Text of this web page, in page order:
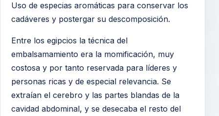
Uso de especias aromáticas para conservar los
cadáveres y postergar su descomposición.
Entre los egipcios la técnica del
embalsamamiento era la momificación, muy
costosa y por tanto reservada para líderes y
personas ricas y de especial relevancia. Se
extraían el cerebro y las partes blandas de la
cavidad abdominal, y se desecaba el resto del